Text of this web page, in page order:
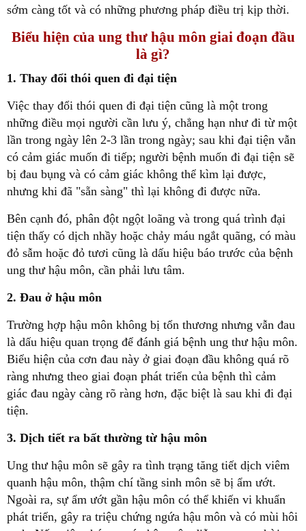
sớm càng tốt và có những phương pháp điều trị kịp thời.
Biểu hiện của ung thư hậu môn giai đoạn đầu
là gì?
1. Thay đổi thói quen đi đại tiện
Việc thay đổi thói quen đi đại tiện cũng là một trong
những điều mọi người cần lưu ý, chẳng hạn như đi từ một
lần trong ngày lên 2-3 lần trong ngày; sau khi đại tiện vẫn
có cảm giác muốn đi tiếp; người bệnh muốn đi đại tiện sẽ
bị đau bụng và có cảm giác không thể kìm lại được,
nhưng khi đã "sẵn sàng" thì lại không đi được nữa.
Bên cạnh đó, phân đột ngột loãng và trong quá trình đại
tiện thấy có dịch nhầy hoặc chảy máu ngắt quãng, có màu
đỏ sẫm hoặc đỏ tươi cũng là dấu hiệu báo trước của bệnh
ung thư hậu môn, cần phải lưu tâm.
2. Đau ở hậu môn
Trường hợp hậu môn không bị tổn thương nhưng vẫn đau
là dấu hiệu quan trọng để đánh giá bệnh ung thư hậu môn.
Biểu hiện của cơn đau này ở giai đoạn đầu không quá rõ
ràng nhưng theo giai đoạn phát triển của bệnh thì cảm
giác đau ngày càng rõ ràng hơn, đặc biệt là sau khi đi đại
tiện.
3. Dịch tiết ra bất thường từ hậu môn
Ung thư hậu môn sẽ gây ra tình trạng tăng tiết dịch viêm
quanh hậu môn, thậm chí tầng sinh môn sẽ bị ẩm ướt.
Ngoài ra, sự ẩm ướt gần hậu môn có thể khiến vi khuẩn
phát triển, gây ra triệu chứng ngứa hậu môn và có mùi hôi